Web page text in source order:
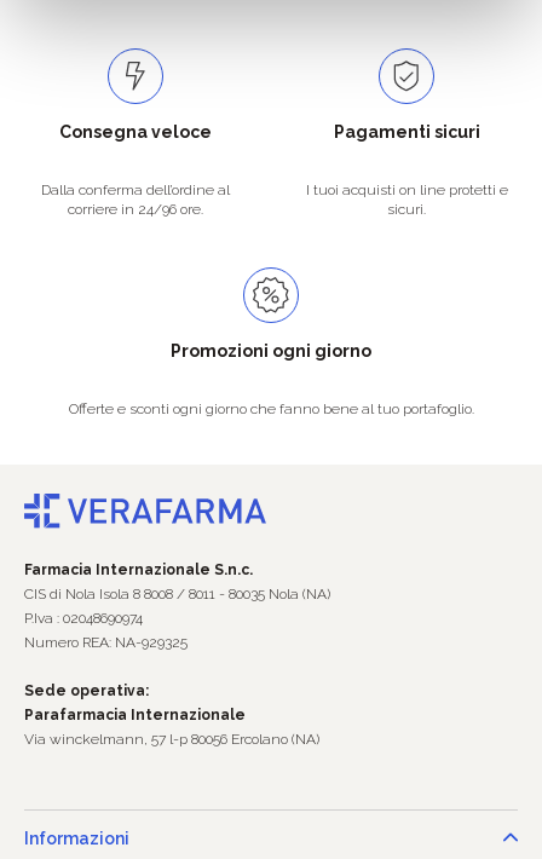
Consegna veloce
Dalla conferma dell’ordine al
corriere in 24/96 ore.
Pagamenti sicuri
I tuoi acquisti on line protetti e
sicuri.
Promozioni ogni giorno
Offerte e sconti ogni giorno che fanno bene al tuo portafoglio.
Farmacia Internazionale S.n.c.
CIS di Nola Isola 8 8008 / 8011 - 80035 Nola (NA)
P.Iva : 02048690974
Numero REA: NA-929325
Sede operativa:
Parafarmacia Internazionale
Via winckelmann, 57 l-p 80056 Ercolano (NA)
Informazioni